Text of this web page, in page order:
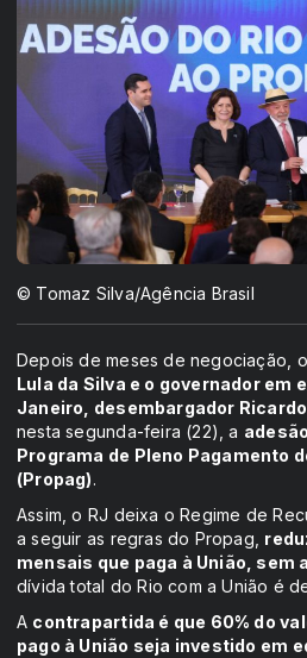
© Tomaz Silva/Agência Brasil
Depois de meses de negociação, o
Lula da Silva e o governador em
Janeiro, desembargador
nesta segunda-feira (22), a
Programa de Pleno Pagamento
(Propag).
Assim, o RJ deixa o Regime de
a seguir as regras do Propag,
mensais que paga à União, sem
dívida total do Rio com a União é
A contrapartida é que 60% do
pago à União seja investido em